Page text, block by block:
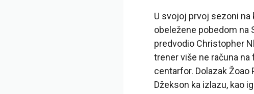
U svojoj prvoj sezoni na
obeležene pobedom
predvodio Christopher
trener više ne računa
centarfor. Dolazak Žoao
Džekson ka izlazu, kao